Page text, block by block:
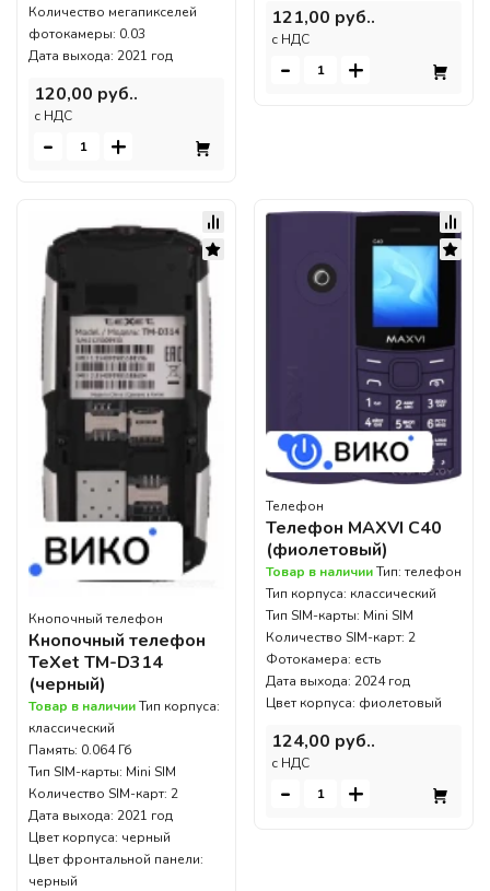
Количество мегапикселей
фотокамеры: 0.03
Дата выхода: 2021 год
120,00 руб..
c НДС
- +
121,00 руб..
c НДС
- +
Кнопочный телефон
Кнопочный телефон
TeXet TM-D314
(черный)
Товар в наличииТип корпуса:
классический
Память: 0.064 Гб
Тип SIM-карты: Mini SIM
Количество SIM-карт: 2
Дата выхода: 2021 год
Цвет корпуса: черный
Цвет фронтальной панели:
черный
Телефон
Телефон MAXVI C40
(фиолетовый)
Товар в наличииТип: телефон
Тип корпуса: классический
Тип SIM-карты: Mini SIM
Количество SIM-карт: 2
Фотокамера: есть
Дата выхода: 2024 год
Цвет корпуса: фиолетовый
124,00 руб..
c НДС
- +